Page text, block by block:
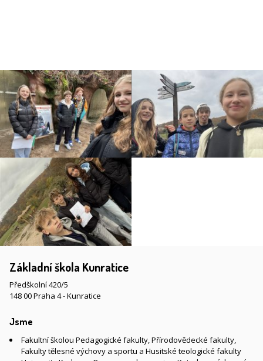
Základní škola Kunratice
Předškolní 420/5
148 00 Praha 4 - Kunratice
Jsme
Fakultní školou Pedagogické fakulty, Přírodovědecké fakulty,
Fakulty tělesné výchovy a sportu a Husitské teologické fakulty